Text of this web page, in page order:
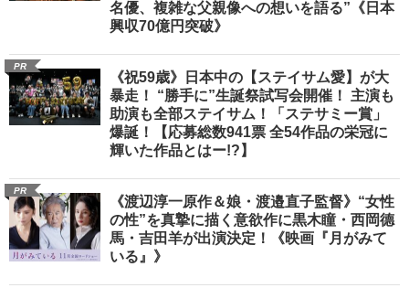
名優、複雑な父親像への想いを語る”《日本
興収70億円突破》
PR
《祝59歳》日本中の【ステイサム愛】が大
暴走！ “勝手に”生誕祭試写会開催！ 主演も
助演も全部ステイサム！「ステサミー賞」
爆誕！【応募総数941票 全54作品の栄冠に
輝いた作品とはー!?】
PR
《渡辺淳一原作＆娘・渡邉直子監督》“女性
の性”を真摯に描く意欲作に黒木瞳・西岡德
馬・吉田羊が出演決定！《映画『月がみて
いる』》